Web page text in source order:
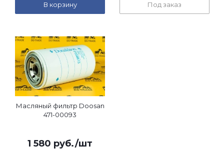
В корзину Под заказ
Масляный фильтр Doosan
471-00093
1 580 руб./шт